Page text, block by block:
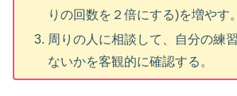
りの回数を２倍にする)を増やす。
周りの人に相談して、自分の練
ないかを客観的に確認する。